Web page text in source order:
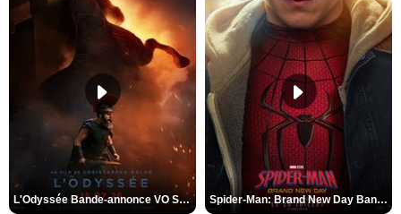
L'Odyssée Bande-annonce VO STFR Spider-Man: Brand New Day Bande-annonce VO STFR